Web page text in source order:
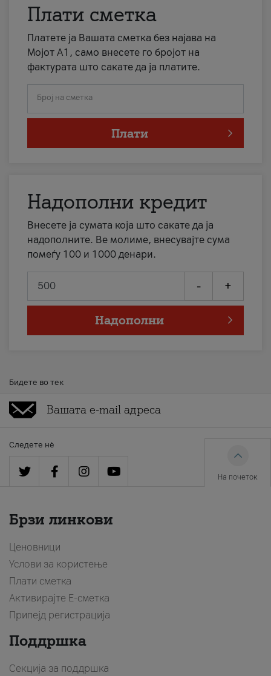
Плати сметка
Платете ја Вашата сметка без најава на
Мојот А1, само внесете го бројот на
фактурата што сакате да ја платите.
Број на сметка
Плати
Надополни кредит
Внесете ја сумата која што сакате да ја
надополните. Ве молиме, внесувајте сума
помеѓу 100 и 1000 денари.
- +
Надополни
Бидете во тек
Следете нè
На почеток
Брзи линкови
Ценовници
Услови за користење
Плати сметка
Активирајте Е-сметка
Припејд регистрација
Поддршка
Секција за поддршка